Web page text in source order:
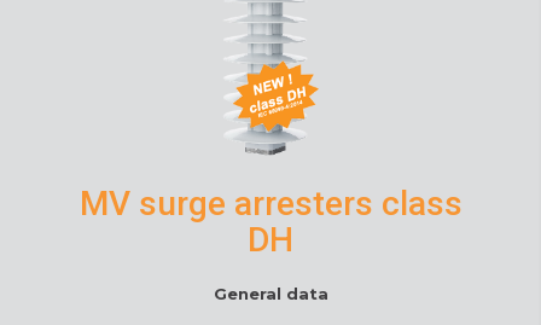
MV surge arresters class
DH
General data